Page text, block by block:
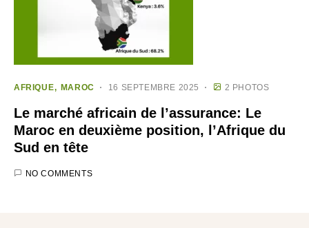
AFRIQUE MAROC 16 SEPTEMBRE 2025 2 PHOTOS
Le marché africain de l’assurance: Le
Maroc en deuxième position, l’Afrique du
Sud en tête
NO COMMENTS